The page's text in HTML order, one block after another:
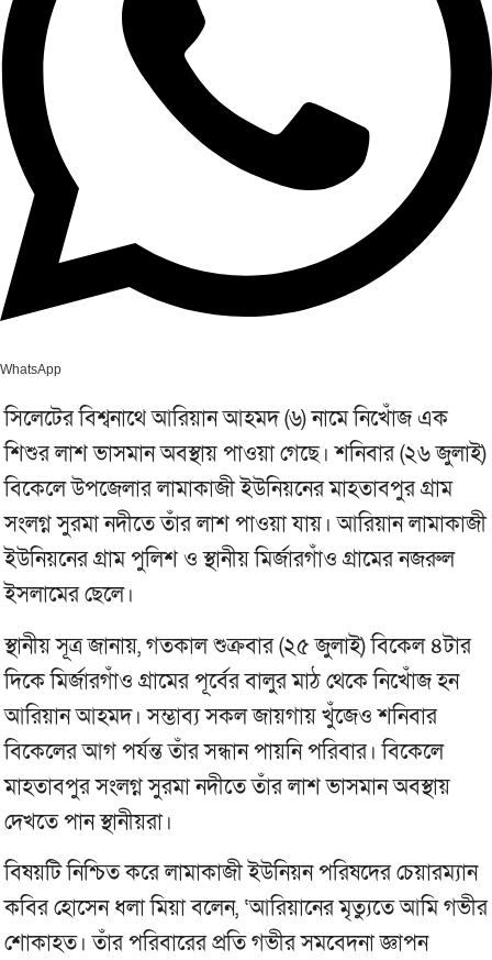
WhatsApp
সিলেটের বিশ্বনাথে আরিয়ান আহমদ (৬) নামে নিখোঁজ এক
শিশুর লাশ ভাসমান অবস্থায় পাওয়া গেছে। শনিবার (২৬ জুলাই)
বিকেলে উপজেলার লামাকাজী ইউনিয়নের মাহতাবপুর গ্রাম
সংলগ্ন সুরমা নদীতে তাঁর লাশ পাওয়া যায়। আরিয়ান লামাকাজী
ইউনিয়নের গ্রাম পুলিশ ও স্থানীয় মির্জারগাঁও গ্রামের নজরুল
ইসলামের ছেলে।
স্থানীয় সূত্র জানায়, গতকাল শুক্রবার (২৫ জুলাই) বিকেল ৪টার
দিকে মির্জারগাঁও গ্রামের পূর্বের বালুর মাঠ থেকে নিখোঁজ হন
আরিয়ান আহমদ। সম্ভাব্য সকল জায়গায় খুঁজেও শনিবার
বিকেলের আগ পর্যন্ত তাঁর সন্ধান পায়নি পরিবার। বিকেলে
মাহতাবপুর সংলগ্ন সুরমা নদীতে তাঁর লাশ ভাসমান অবস্থায়
দেখতে পান স্থানীয়রা।
বিষয়টি নিশ্চিত করে লামাকাজী ইউনিয়ন পরিষদের চেয়ারম্যান
কবির হোসেন ধলা মিয়া বলেন, ‘আরিয়ানের মৃত্যুতে আমি গভীর
শোকাহত। তাঁর পরিবারের প্রতি গভীর সমবেদনা জ্ঞাপন